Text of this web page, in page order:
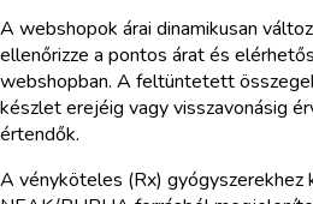
A webshopok árai dinamikusan
ellenőrizze a pontos árat és
webshopban. A feltüntetett
készlet erejéig vagy visszavonásig
értendők.
A vényköteles (Rx) gyógyszerekhez